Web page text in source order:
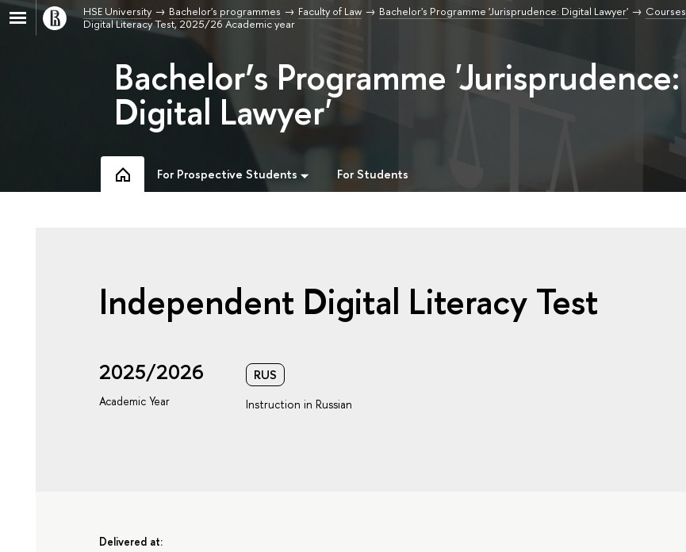
HSE University Bachelor's programmes Faculty of Law Bachelor's Programme 'Jurisprudence: Digital Lawyer' Courses
Digital Literacy Test, 2025/26 Academic year
Bachelor’s Programme 'Jurisprudence:
Digital Lawyer'
For Prospective Students For Students
Independent Digital Literacy Test
2025/2026
Academic Year
RUS
Instruction in Russian
Delivered at: